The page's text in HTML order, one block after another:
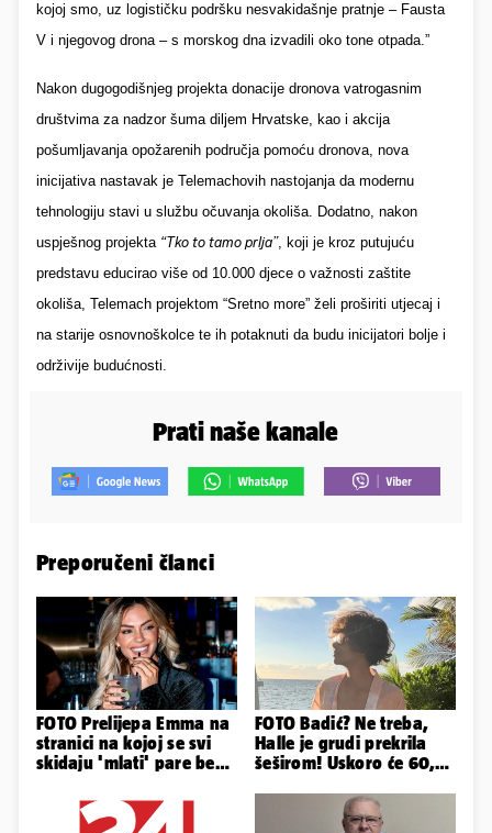
kojoj smo, uz logističku podršku nesvakidašnje pratnje – Fausta
V i njegovog drona – s morskog dna izvadili oko tone otpada.”
Nakon dugogodišnjeg projekta donacije dronova vatrogasnim
društvima za nadzor šuma diljem Hrvatske, kao i akcija
pošumljavanja opožarenih područja pomoću dronova, nova
inicijativa nastavak je Telemachovih nastojanja da modernu
tehnologiju stavi u službu očuvanja okoliša. Dodatno, nakon
uspješnog projekta “Tko to tamo prlja”, koji je kroz putujuću
predstavu educirao više od 10.000 djece o važnosti zaštite
okoliša, Telemach projektom “Sretno more” želi proširiti utjecaj i
na starije osnovnoškolce te ih potaknuti da budu inicijatori bolje i
održivije budućnosti.
Prati naše kanale
Preporučeni članci
FOTO Prelijepa Emma na
stranici na kojoj se svi
skidaju 'mlati' pare bez
FOTO Badić? Ne treba,
Halle je grudi prekrila
šeširom! Uskoro će 60,